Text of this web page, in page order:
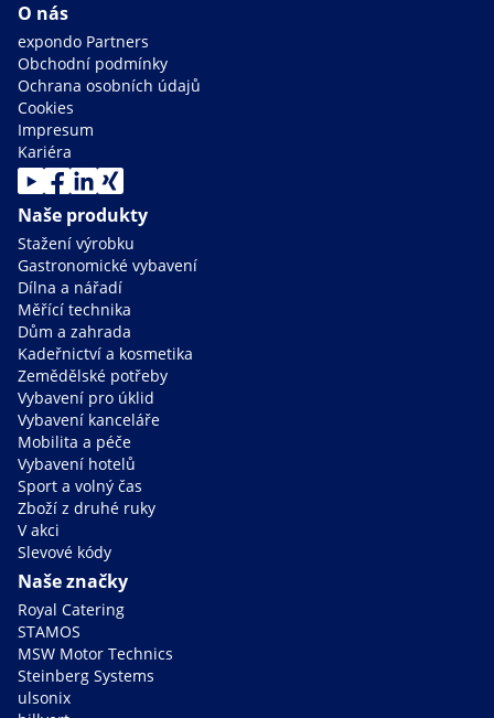
O nás
expondo Partners
Obchodní podmínky
Ochrana osobních údajů
Cookies
Impresum
Kariéra
Naše produkty
Stažení výrobku
Gastronomické vybavení
Dílna a nářadí
Měřící technika
Dům a zahrada
Kadeřnictví a kosmetika
Zemědělské potřeby
Vybavení pro úklid
Vybavení kanceláře
Mobilita a péče
Vybavení hotelů
Sport a volný čas
Zboží z druhé ruky
V akci
Slevové kódy
Naše značky
Royal Catering
STAMOS
MSW Motor Technics
Steinberg Systems
ulsonix